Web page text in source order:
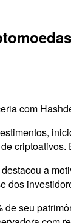
com
a
dos
de seu